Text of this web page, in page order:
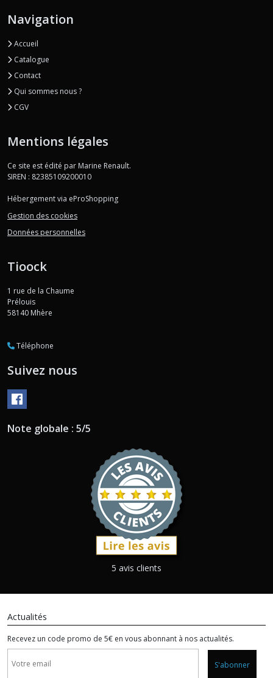
Navigation
Accueil
Catalogue
Contact
Qui sommes nous ?
CGV
Mentions légales
Ce site est édité par Marine Renault.
SIREN : 82385109200010
Hébergement via eProShopping
Gestion des cookies
Données personnelles
Tioock
1 rue de la Chaume
Prélouis
58140 Mhère
Téléphone
Suivez nous
Note globale : 5/5
5 avis clients
Actualités
Recevez un code promo de 5€ en vous abonnant à nos actualités.
S'abonner